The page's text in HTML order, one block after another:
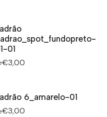
01
€3,00
6_amarelo-01
€3,00